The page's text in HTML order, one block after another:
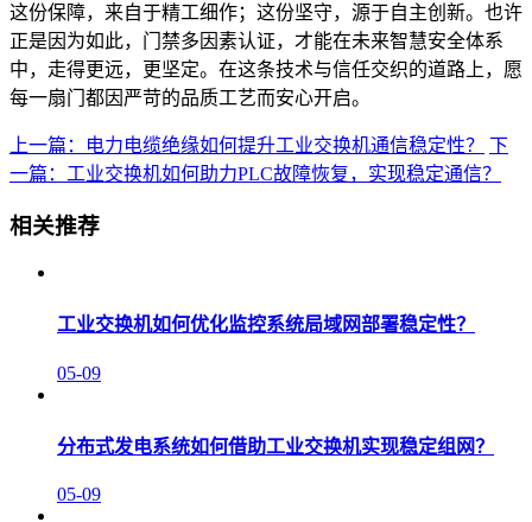
这份保障，来自于精工细作；这份坚守，源于自主创新。也许
正是因为如此，门禁多因素认证，才能在未来智慧安全体系
中，走得更远，更坚定。在这条技术与信任交织的道路上，愿
每一扇门都因严苛的品质工艺而安心开启。
上一篇：电力电缆绝缘如何提升工业交换机通信稳定性？
下
一篇：工业交换机如何助力PLC故障恢复，实现稳定通信？
相关推荐
工业交换机如何优化监控系统局域网部署稳定性？
05-09
分布式发电系统如何借助工业交换机实现稳定组网？
05-09